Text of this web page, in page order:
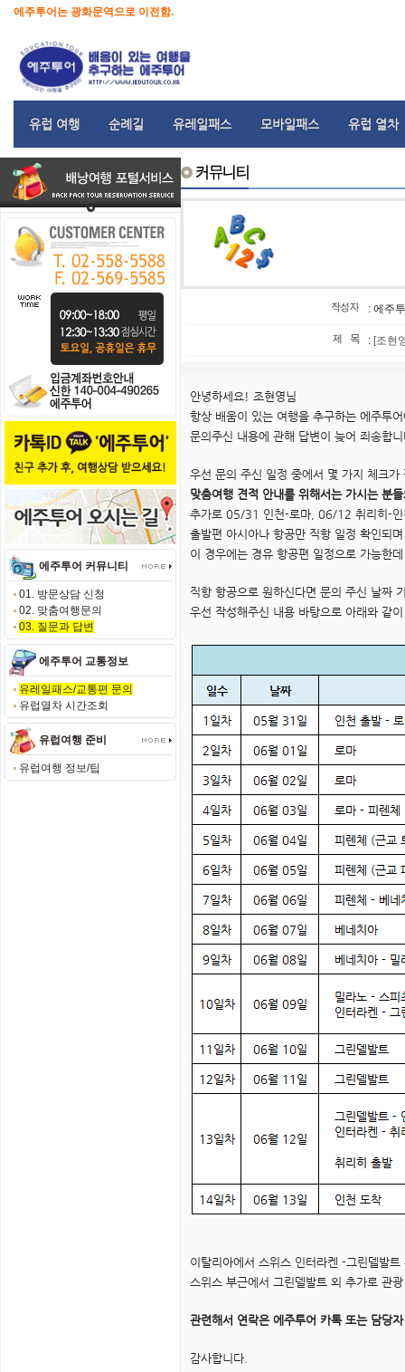
에주투어는 광화문역으로 이전함.
유럽 여행 순례길 유레일패스 모바일패스 유럽 열차
에주투어 커뮤니티
01. 방문상담 신청
02. 맞춤여행문의
03. 질문과 답변
에주투어 교통정보
유레일패스/교통편 문의
유럽열차 시간조회
유럽여행 준비
유럽여행 정보/팁
: 에주
: [조현
안녕하세요! 조현영님
항상 배움이 있는 여행을 추구하는 에주투
문의주신 내용에 관해 답변이 늦어 죄송합
우선 문의 주신 일정 중에서 몇 가지 체크
맞춤여행 견적 안내를 위해서는 가시는 분
추가로 05/31 인천-로마, 06/12 취리히-인
출발편 아시아나 항공만 직항 일정 확인되
이 경우에는 경유 항공편 일정으로 가능한
직항 항공으로 원하신다면 문의 주신 날짜
우선 작성해주신 내용 바탕으로 아래와 같
이탈리아에서 스위스 인터라켄 -그린델발
스위스 부근에서 그린델발트 외 추가로 관
관련해서 연락은 에주투어 카톡 또는 담당
감사합니다.